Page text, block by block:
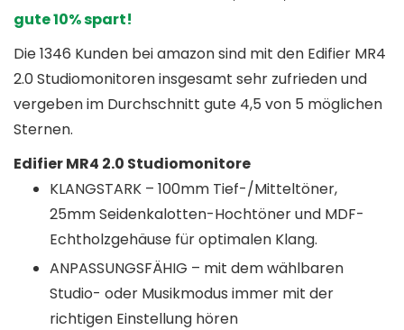
gute 10% spart!
Die 1346 Kunden bei amazon sind mit den Edifier MR4
2.0 Studiomonitoren insgesamt sehr zufrieden und
vergeben im Durchschnitt gute 4,5 von 5 möglichen
Sternen.
Edifier MR4 2.0 Studiomonitore
KLANGSTARK – 100mm Tief-/Mitteltöner,
25mm Seidenkalotten-Hochtöner und MDF-
Echtholzgehäuse für optimalen Klang.
ANPASSUNGSFÄHIG – mit dem wählbaren
Studio- oder Musikmodus immer mit der
richtigen Einstellung hören